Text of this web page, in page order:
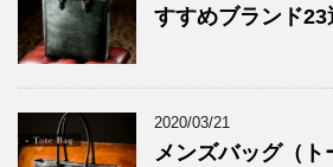
すすめブランド23
2020/03/21
メンズバッグ（